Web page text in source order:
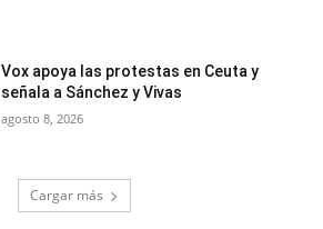
Vox apoya las protestas en Ceuta y
señala a Sánchez y Vivas
agosto 8, 2026
Cargar más